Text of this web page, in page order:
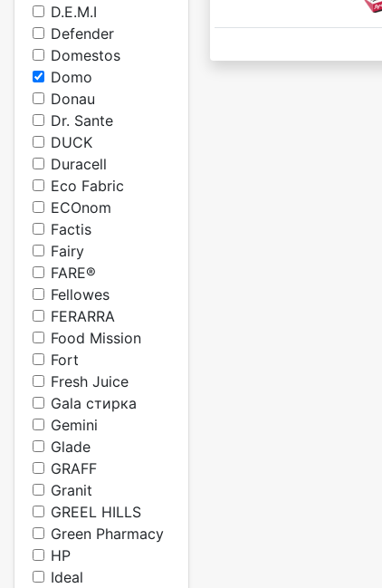
D.E.M.I
Defender
Domestos
Domo
Donau
Dr. Sante
DUCK
Duracell
Eco Fabric
ECOnom
Factis
Fairy
FARE®
Fellowes
FERARRA
Food Mission
Fort
Fresh Juice
Gala стирка
Gemini
Glade
GRAFF
Granit
GREEL HILLS
Green Pharmacy
HP
Ideal